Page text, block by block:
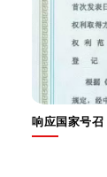
响应国家号召